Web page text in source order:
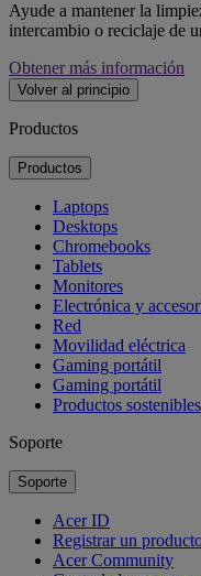
Ayude a mantener la
intercambio o reciclaje de
Obtener más información
Volver al principio
Productos
Productos
Laptops
Desktops
Chromebooks
Tablets
Monitores
Electrónica y
Red
Movilidad eléctrica
Gaming portátil
Gaming portátil
Productos sostenibles
Soporte
Soporte
Acer ID
Registrar un
Acer Community